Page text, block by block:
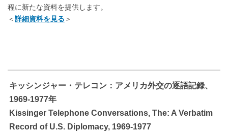
程に新たな資料を提供します。
＜詳細資料を見る ＞
キッシンジャー・テレコン：アメリカ外交の逐語記録、
1969-1977年
Kissinger Telephone Conversations, The: A Verbatim
Record of U.S. Diplomacy, 1969-1977